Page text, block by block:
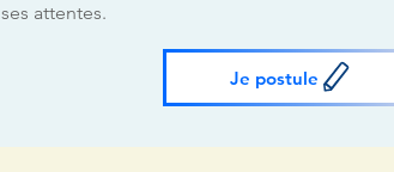
ses attentes.
Je postule